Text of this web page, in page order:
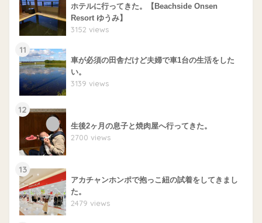
ホテルに行ってきた。【Beachside Onsen
Resort ゆうみ】
3152 views
11
車が必須の田舎だけど夫婦で車1台の生活をした
い。
3139 views
12
生後2ヶ月の息子と焼肉屋へ行ってきた。
2700 views
13
アカチャンホンポで抱っこ紐の試着をしてきまし
た。
2479 views